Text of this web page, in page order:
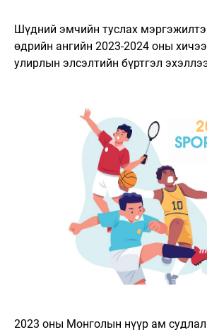
Шүдний эмчийн туслах
өдрийн ангийн 2023-2024 оны
улирлын элсэлтийн бүртгэл
2023 оны Монголын нүүр ам